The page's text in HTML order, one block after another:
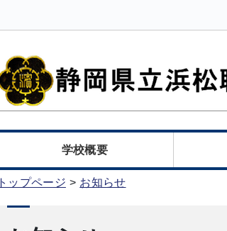
学校概要
トップページ お知らせ